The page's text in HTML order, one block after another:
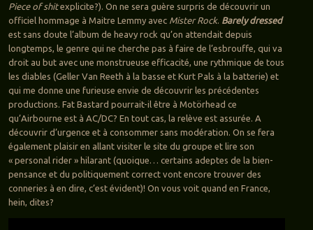
Piece of shitexplicite?). On ne sera guère surpris de découvrir un
officiel hommage à Maitre Lemmy avec Mister Rock. Barely dressed
est sans doute l’album de heavy rock qu’on attendait depuis
longtemps, le genre qui ne cherche pas à faire de l’esbrouffe, qui va
droit au but avec une monstrueuse efficacité, une rythmique de tous
les diables (Geller Van Reeth à la basse et Kurt Pals à la batterie) et
qui me donne une furieuse envie de découvrir les précédentes
productions. Fat Bastard pourrait-il être à Motörhead ce
qu’Airbourne est à AC/DC? En tout cas, la relève est assurée. A
découvrir d’urgence et à consommer sans modération. On se fera
également plaisir en allant visiter le site du groupe et lire son
« personal rider » hilarant (quoique… certains adeptes de la bien-
pensance et du politiquement correct vont encore trouver des
conneries à en dire, c’est évident)! On vous voit quand en France,
hein, dites?